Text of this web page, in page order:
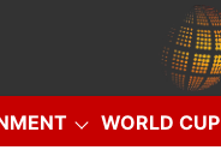
WORLD CUP